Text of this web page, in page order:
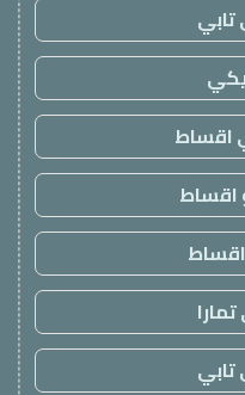
اقساط
اقساط